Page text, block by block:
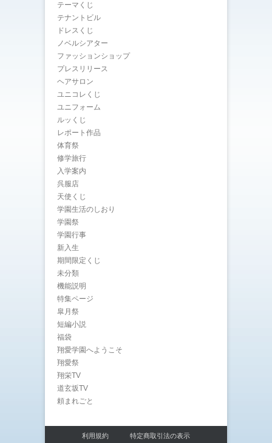
テーマくじ
テナントビル
ドレスくじ
ノベルシアター
ファッションショップ
プレスリリース
ヘアサロン
ユニコレくじ
ユニフォーム
ルッくじ
レポート作品
体育祭
修学旅行
入学案内
呉服店
天使くじ
学園生活のしおり
学園祭
学園行事
新入生
期間限定くじ
未分類
機能説明
特集ページ
皐月祭
短編小説
福袋
翔愛学園へようこそ
翔愛祭
翔栄TV
道玄坂TV
頼まれごと
利用規約 特定商取引法の表示